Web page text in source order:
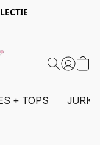
+ TOPS